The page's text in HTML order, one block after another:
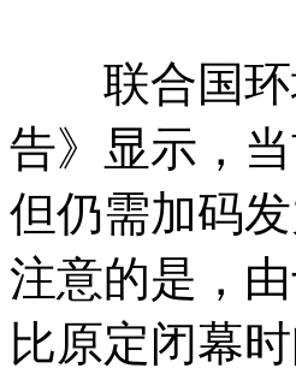
联合国环
告》显示，
但仍需加码
注意的是，
比原定闭幕